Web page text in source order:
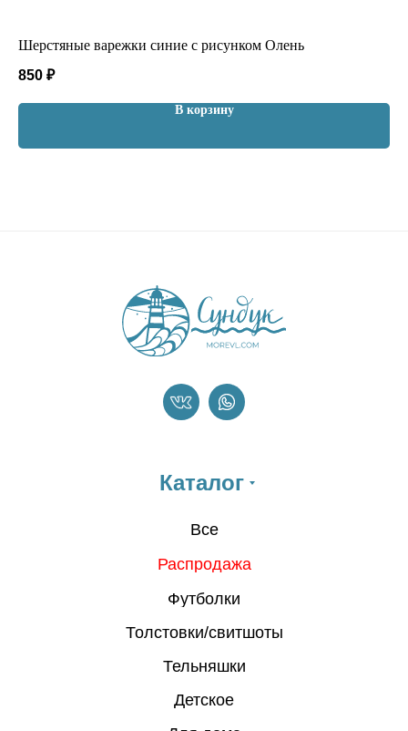
Шерстяные варежки синие с рисунком Олень
850 ₽
В корзину
Все
Распродажа
Футболки
Каталог
Толстовки/свитшоты
Тельняшки
Детское